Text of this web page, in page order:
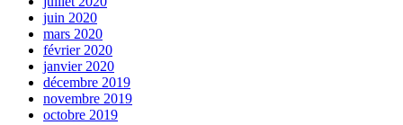
juin 2020
mars 2020
février 2020
janvier 2020
décembre 2019
novembre 2019
octobre 2019